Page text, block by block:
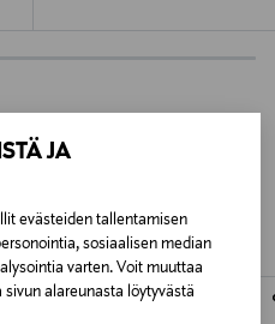
JA
evästeiden tallentamisen
sosiaalisen median
varten. Voit muuttaa
alareunasta löytyvästä
Sweden